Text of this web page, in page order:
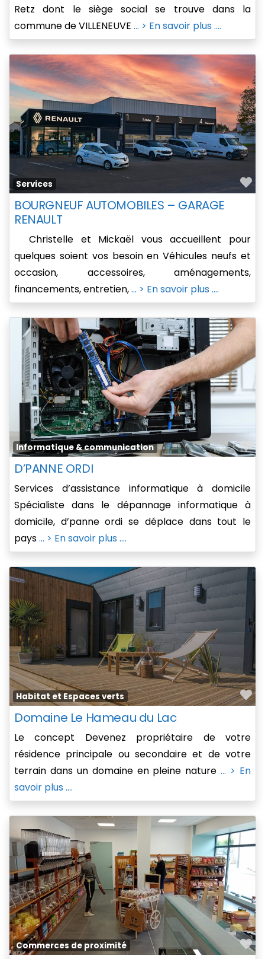
Retz dont le siège social se trouve dans la
commune de VILLENEUVE ... > En savoir plus ....
Services
BOURGNEUF AUTOMOBILES – GARAGE
RENAULT
Christelle et Mickaël vous accueillent pour
quelques soient vos besoin en Véhicules neufs et
occasion, accessoires, aménagements,
financements, entretien,... > En savoir plus ....
Informatique & communication
D’PANNE ORDI
Services d’assistance informatique à domicile
Spécialiste dans le dépannage informatique à
domicile, d’panne ordi se déplace dans tout le
pays... > En savoir plus ....
Habitat et Espaces verts
Domaine Le Hameau du Lac
Le concept Devenez propriétaire de votre
résidence principale ou secondaire et de votre
terrain dans un domaine en pleine nature... > En
savoir plus ....
Commerces de proximité